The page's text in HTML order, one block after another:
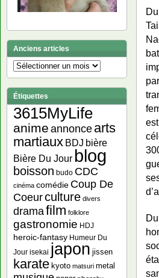
Anciens articles
Anciens
articles
Étiquettes
3615MyLife
anime annonce arts
martiaux BDJ bière
Bière Du Jour blog
boisson budo CDC
cinéma comédie Coup De
Coeurculture divers
dramafilm folklore
gastronomie HDJ
heroic-fantasy Humeur Du
Jour isekai japon jissen
karate kyoto matsuri metal